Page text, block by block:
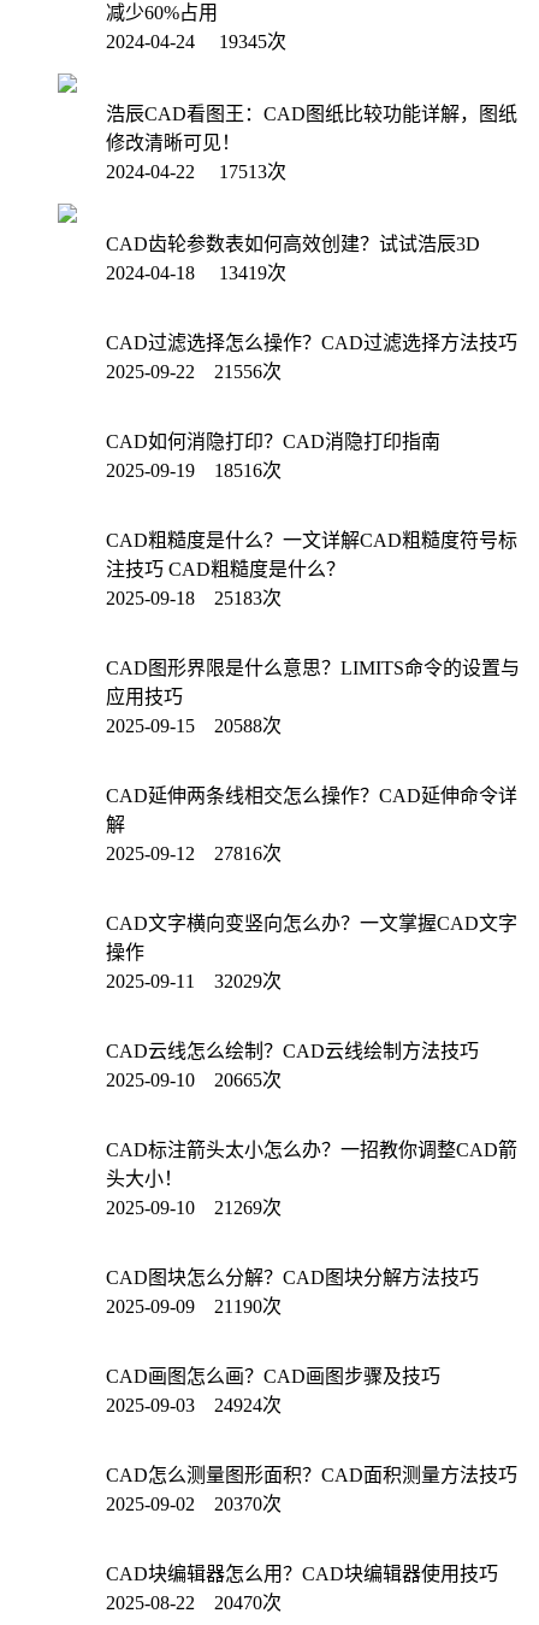
减少60%占用
2024-04-24 19345次
浩辰CAD看图王：CAD图纸比较功能详解，图纸
修改清晰可见！
2024-04-22 17513次
CAD齿轮参数表如何高效创建？试试浩辰3D
2024-04-18 13419次
CAD过滤选择怎么操作？CAD过滤选择方法技巧
2025-09-22 21556次
CAD如何消隐打印？CAD消隐打印指南
2025-09-19 18516次
CAD粗糙度是什么？一文详解CAD粗糙度符号标
注技巧 CAD粗糙度是什么？
2025-09-18 25183次
CAD图形界限是什么意思？LIMITS命令的设置与
应用技巧
2025-09-15 20588次
CAD延伸两条线相交怎么操作？CAD延伸命令详
解
2025-09-12 27816次
CAD文字横向变竖向怎么办？一文掌握CAD文字
操作
2025-09-11 32029次
CAD云线怎么绘制？CAD云线绘制方法技巧
2025-09-10 20665次
CAD标注箭头太小怎么办？一招教你调整CAD箭
头大小！
2025-09-10 21269次
CAD图块怎么分解？CAD图块分解方法技巧
2025-09-09 21190次
CAD画图怎么画？CAD画图步骤及技巧
2025-09-03 24924次
CAD怎么测量图形面积？CAD面积测量方法技巧
2025-09-02 20370次
CAD块编辑器怎么用？CAD块编辑器使用技巧
2025-08-22 20470次